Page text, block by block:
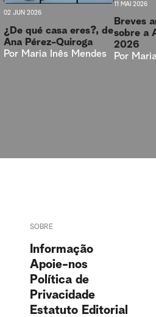
02 JUN 2026
¿De qué casa eres?, de
Ana Pérez-Quiroga
Por Maria Inês Mendes
11 MAI 2026
Breves
sobre a
2026
Por
SOBRE
Informação
Apoie-nos
Política de
Privacidade
Estatuto Editorial